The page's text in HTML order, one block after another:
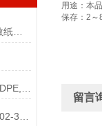
CT0264B 氨曲南 ATM 30ug 药敏纸片 OXOID说明书
用途：本
保存： 2 ～
留言